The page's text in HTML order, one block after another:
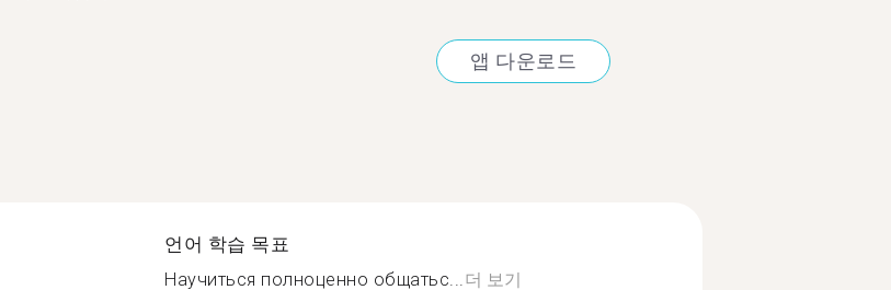
앱 다운로드
언어 학습 목표
Научиться полноценно общатьс... 더 보기